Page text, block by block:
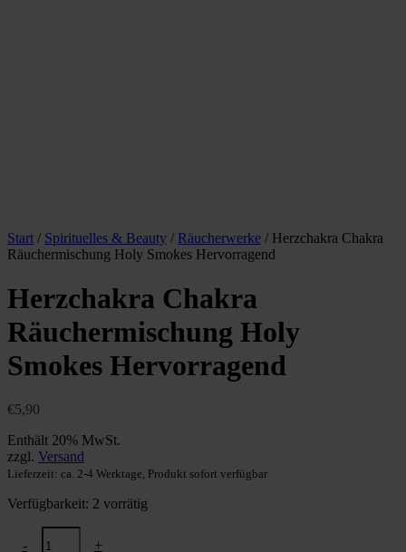
Start / Spirituelles & Beauty / Räucherwerke / Herzchakra Chakra
Räuchermischung Holy Smokes Hervorragend
Herzchakra Chakra
Räuchermischung Holy
Smokes Hervorragend
€5,90
Enthält 20% MwSt.
zzgl. Versand
Lieferzeit: ca. 2-4 Werktage, Produkt sofort verfügbar
Verfügbarkeit: 2 vorrätig
-
Herzchakra
+